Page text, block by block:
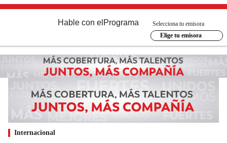
Hable con el Programa
Selecciona tu emisora
Elige tu emisora
Internacional